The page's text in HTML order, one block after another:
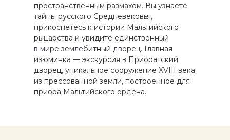
пространственным размахом. Вы узнаете
тайны русского Средневековья,
прикоснетесь к истории Мальтийского
рыцарства и увидите единственный
в мире землебитный дворец. Главная
изюминка — экскурсия в Приоратский
дворец, уникальное сооружение XVIII века
из прессованной земли, построенное для
приора Мальтийского ордена.